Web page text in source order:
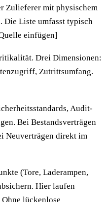
Zulieferer mit physischem
Die Liste umfasst typisch
einfügen]
Drei Dimensionen:
Zutrittsumfang.
Audit-
Bei Bestandsverträgen
Neuverträgen direkt im
(Tore, Laderampen,
Hier laufen
lückenlose